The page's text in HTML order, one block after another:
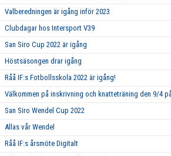
Valberedningen är igång inför 2023
Clubdagar hos Intersport V39
San Siro Cup 2022 är igång
Höstsäsongen drar igång
Råå IF:s Fotbollsskola 2022 är igång!
Välkommen på inskrivning och knatteträning den 9/4 på
San Siro Wendel Cup 2022
Allas vår Wendel
Råå IF:s årsmöte Digitalt